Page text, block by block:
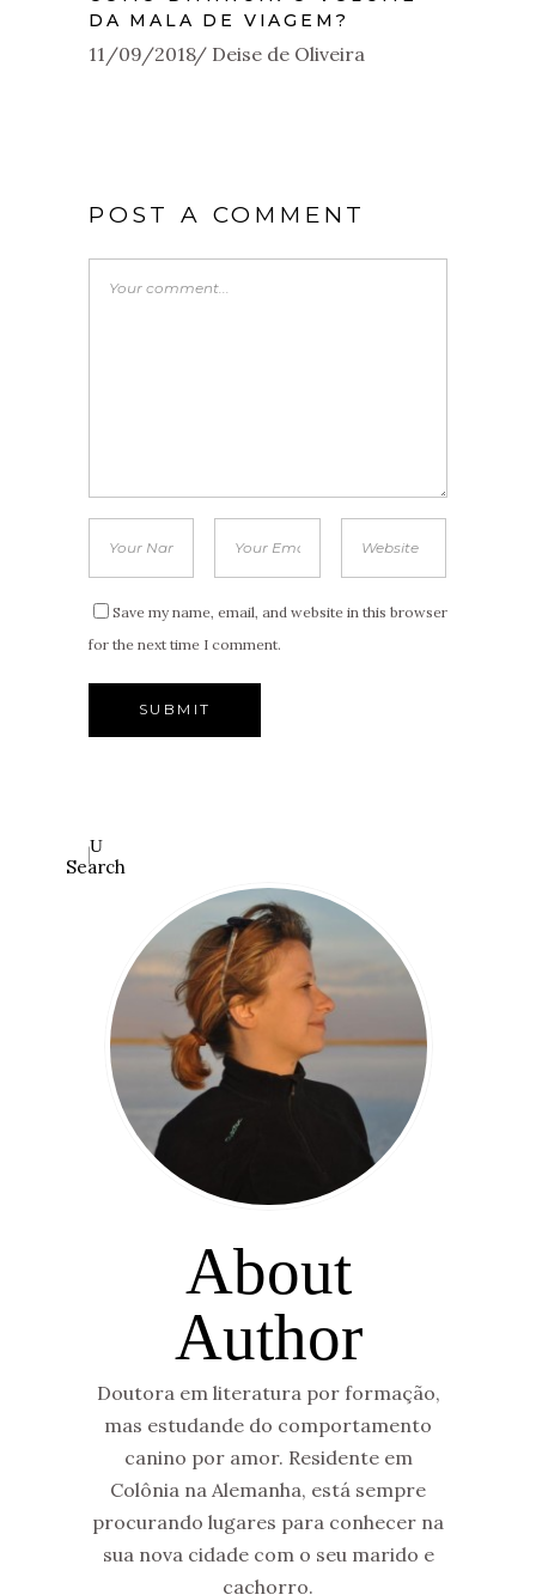
DA MALA DE VIAGEM?
11/09/2018 Deise de Oliveira
POST A COMMENT
Save my name, email, and website in this browser
for the next time I comment.
Search
About
Author
Doutora em literatura por formação,
mas estudande do comportamento
canino por amor. Residente em
Colônia na Alemanha, está sempre
procurando lugares para conhecer na
sua nova cidade com o seu marido e
cachorro.